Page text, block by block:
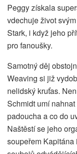
Peggy získala
vdechuje život
Stark, i když jeho
pro fanoušky.
Samotný děj
Weaving si již
nelidský kruťas.
Schmidt umí
padoucha a co do
Naštěstí se jeho
soupeřem